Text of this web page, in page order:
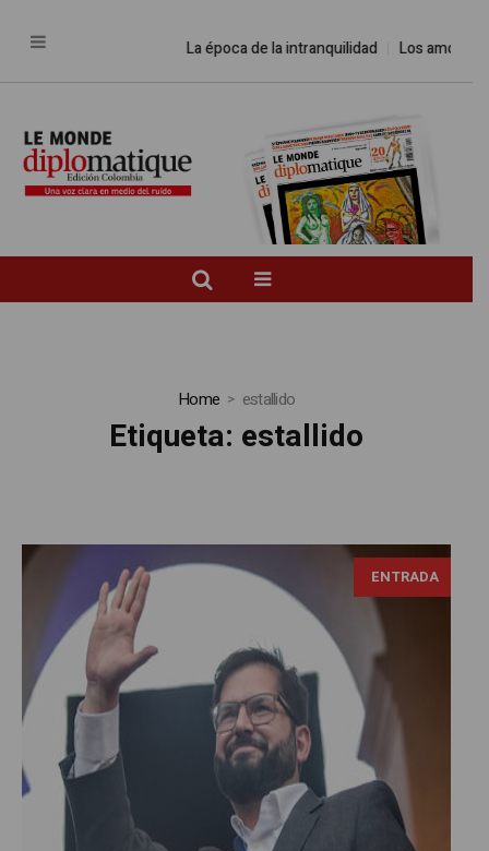
La época de la intranquilidad Los amos del
Home estallido
Etiqueta: estallido
ENTRADA